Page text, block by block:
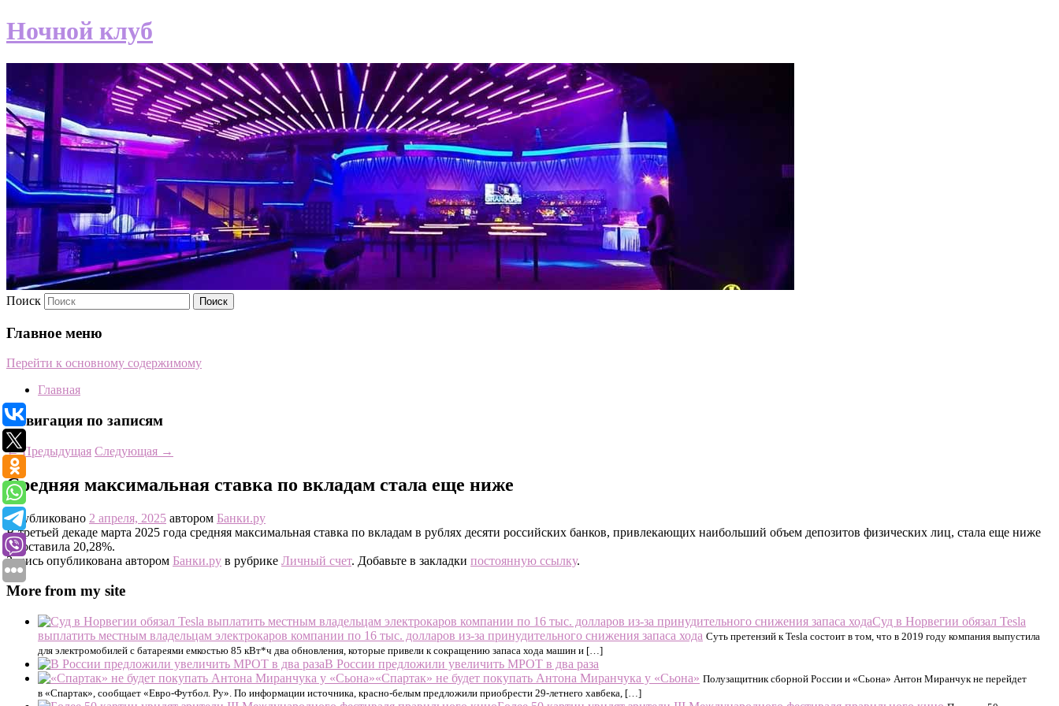
Ночной клуб
Поиск
Главное меню
Перейти к основному содержимому
Главная
Навигация по записям
←Предыдущая Следующая →
Средняя максимальная ставка по вкладам стала еще ниже
Опубликовано 2 апреля, 2025 автором Банки.ру
В третьей декаде марта 2025 года средняя максимальная ставка по вкладам в рублях десяти российских банков, привлекающих наибольший объем депозитов физических лиц, стала еще ниже
и составила 20,28%.
Запись опубликована автором Банки.ру в рубрике Личный счет. Добавьте в закладки постоянную ссылку.
More from my site
Суд в Норвегии обязал Tesla
выплатить местным владельцам электрокаров компании по 16 тыс. долларов из-за принудительного снижения запаса хода Суть претензий к Tesla состоит в том, что в 2019 году компания выпустила
для электромобилей с батареями емкостью 85 кВт*ч два обновления, которые привели к сокращению запаса хода машин и […]
В России предложили увеличить МРОТ в два раза
«Спартак» не будет покупать Антона Миранчука у «Сьона» Полузащитник сборной России и «Сьона» Антон Миранчук не перейдет
в «Спартак», сообщает «Евро-Футбол. Ру». По информации источника, красно-белым предложили приобрести 29-летнего хавбека, […]